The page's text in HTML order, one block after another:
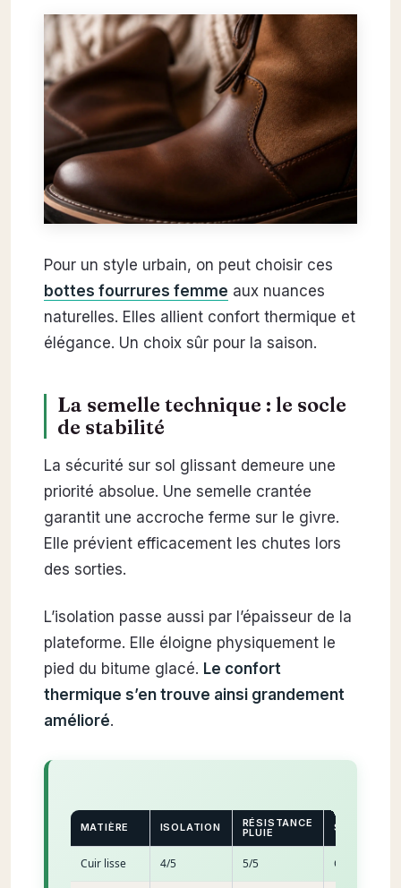
Pour un style urbain, on peut choisir ces
bottes fourrures femme aux nuances
naturelles. Elles allient confort thermique et
élégance. Un choix sûr pour la saison.
La semelle technique : le socle
de stabilité
La sécurité sur sol glissant demeure une
priorité absolue. Une semelle crantée
garantit une accroche ferme sur le givre.
Elle prévient efficacement les chutes lors
des sorties.
L’isolation passe aussi par l’épaisseur de la
plateforme. Elle éloigne physiquement le
pied du bitume glacé. Le confort
thermique s’en trouve ainsi grandement
amélioré.
MATIÈRE ISOLATION RÉSISTANCE
PLUIE STYLE
Cuir lisse 4/5 5/5 Classique